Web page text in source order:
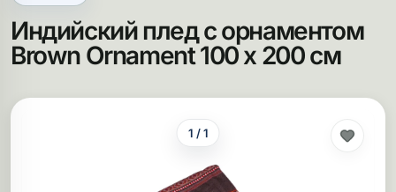
Бонги
бонги
бонги
Металлические
Индийский плед с орнаментом
Brown Ornament 100 x 200 см
1 / 1